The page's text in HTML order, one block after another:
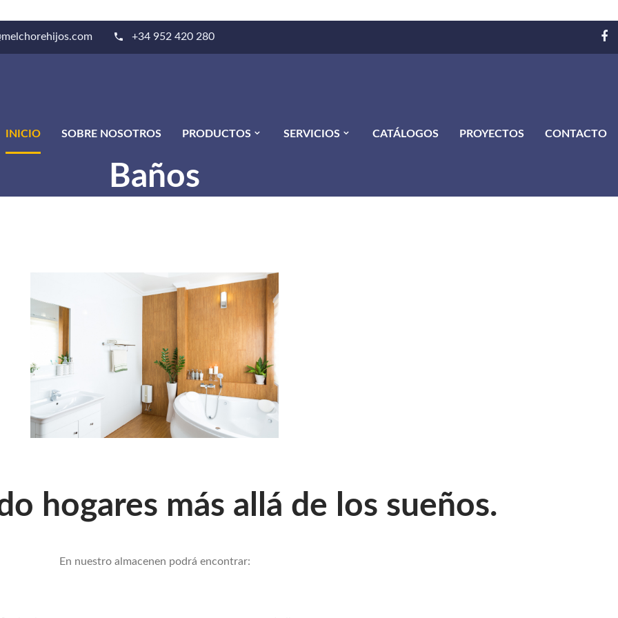
+34 952 420 280
INICIO SOBRE NOSOTROS PRODUCTOS SERVICIOS CATÁLOGOS PROYECTOS CONTACTO
Baños
hogares más allá de los sueños.
En nuestro almacenen podrá encontrar: